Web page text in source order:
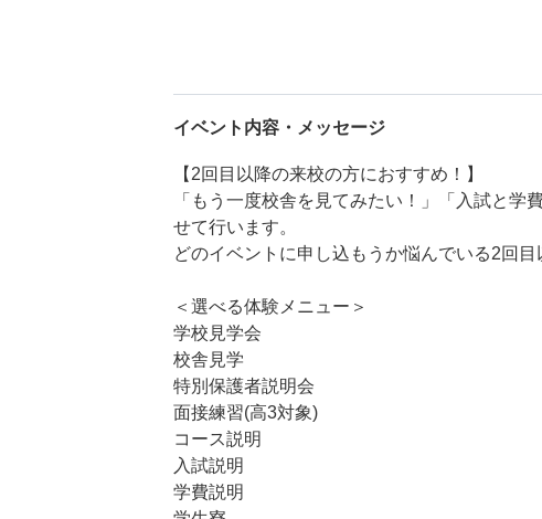
イベント内容・メッセージ
【2回目以降の来校の方におすすめ！】
「もう一度校舎を見てみたい！」「入試と
せて行います。
どのイベントに申し込もうか悩んでいる2回
＜選べる体験メニュー＞
学校見学会
校舎見学
特別保護者説明会
面接練習(高3対象)
コース説明
入試説明
学費説明